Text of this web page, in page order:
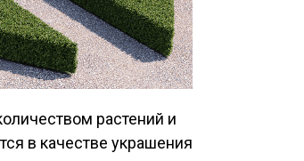
растений и
в качестве украшения